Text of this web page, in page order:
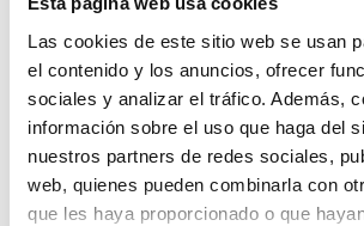
Las cookies de este sitio web se usan
el contenido y los anuncios, ofrecer
sociales y analizar el tráfico. Además,
información sobre el uso que haga del
nuestros partners de redes sociales,
web, quienes pueden combinarla con
que les haya proporcionado o que